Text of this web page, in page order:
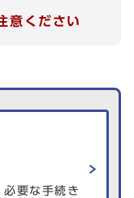
意ください
要な手続き